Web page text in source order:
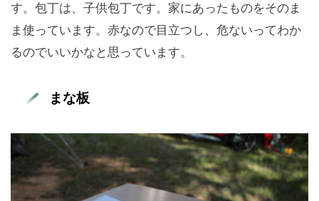
す。包丁は、子供包丁です。家にあったものをそのま
ま使っています。赤なので目立つし、危ないってわか
るのでいいかなと思っています。
まな板